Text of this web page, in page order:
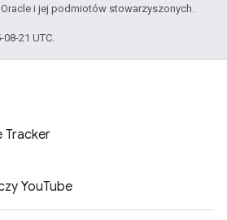
i jej podmiotów stowarzyszonych.
21 UTC.
Tracker
YouTube